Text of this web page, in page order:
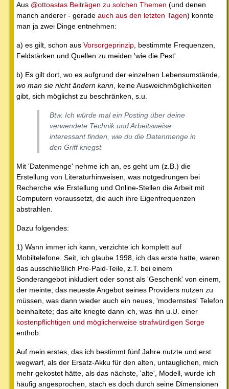
Aus @ottoastas Beiträgen zu solchen Themen (und denen
manch anderer - gerade auch aus den letzten Tagen) konnte
man ja zwei Dinge entnehmen:
a) es gilt, schon aus Vorsorgeprinzip , bestimmte Frequenzen,
Feldstärken und Quellen zu meiden 'wie die Pest'.
b) Es gilt dort, wo es aufgrund der einzelnen Lebensumstände,
wo man sie nicht ändern kann , keine Ausweichmöglichkeiten
gibt, sich möglichst zu beschränken, s.u.
Btw. Ich würde mal ein Posting über deine
verwendete Technik und Arbeitsweise
interessant finden, wie du die Datenmenge in
den Griff kriegst.
Mit 'Datenmenge' nehme ich an, es geht um (z.B.) die
Erstellung von Literaturhinweisen, was notgedrungen bei
Recherche wie Erstellung und Online-Stellen die Arbeit mit
Computern voraussetzt, die auch ihre Eigenfrequenzen
abstrahlen.
Dazu folgendes:
1) Wann immer ich kann, verzichte ich komplett auf
Mobiltelefone. Seit, ich glaube 1998, ich das erste hatte, waren
das ausschließlich Pre-Paid-Teile, z.T. bei einem
Sonderangebot inkludiert oder sonst als 'Geschenk' von einem,
der meinte, das neueste Angebot seines Providers nutzen zu
müssen, was dann wieder auch ein neues, 'modernstes' Telefon
beinhaltete; das alte kriegte dann ich, was ihn u.U. einer
kostenpflichtigen und möglicherweise strafwürdigen Sorge
enthob.
Auf mein erstes, das ich bestimmt fünf Jahre nutzte und erst
wegwarf, als der Ersatz-Akku für den alten, untauglichen, mich
mehr gekostet hätte, als das nächste, 'alte', Modell, wurde ich
häufig angesprochen, stach es doch durch seine Dimensionen